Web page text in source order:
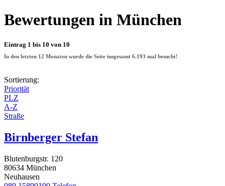
Bewertungen in München
Eintrag 1 bis 10 von 10
In den letzten 12 Monaten wurde die Seite insgesamt 6.193 mal besucht!
Sortierung:
Priorität
PLZ
A-Z
Straße
Birnberger Stefan
Blutenburgstr. 120
80634 München
Neuhausen